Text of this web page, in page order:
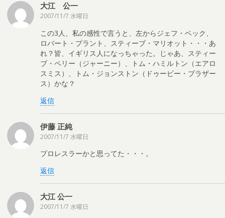
大江 公一
2007/11/7 水曜日
この3人、私の感性で言うと、左からジェフ・ベック、
ロバート・プラント、スティーブ・マリオット・・・あ
れ？皆、イギリス人になっちゃった。じゃあ、スティー
ブ・ペリー（ジャーニー）、トム・ハミルトン（エアロ
スミス）、トム・ジョンストン（ドゥービー・ブラザー
ス）かな？
返信
伊藤 正純
2007/11/7 水曜日
プロレスラーかと思ってた・・・。
返信
大江 公一
2007/11/7 水曜日